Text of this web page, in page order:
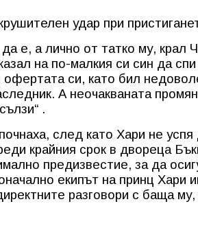
удар при
е, а лично от татко му, крал
на по-малкия си син да
офертата си, като бил
А неочакваната
.
след като Хари не
крайния срок в двореца
предизвестие, за да
екипът на принц Хари
разговори с баща